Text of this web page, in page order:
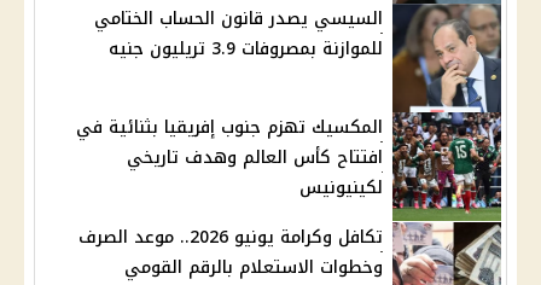
السيسي يصدر قانون الحساب الختامي
للموازنة بمصروفات 3.9 تريليون جنيه
المكسيك تهزم جنوب إفريقيا بثنائية في
افتتاح كأس العالم وهدف تاريخي
لكينيونيس
تكافل وكرامة يونيو 2026.. موعد الصرف
وخطوات الاستعلام بالرقم القومي